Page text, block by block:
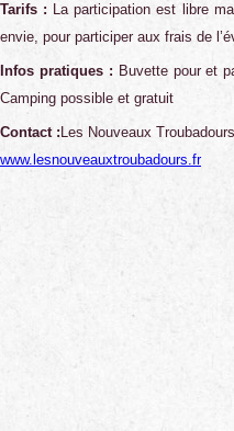
Tarifs : La participation est libre
envie, pour participer aux frais de
Infos pratiques : Buvette pour et
Camping possible et gratuit
Contact :Les Nouveaux
www.lesnouveauxtroubadours.fr